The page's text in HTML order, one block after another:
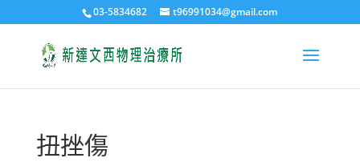
03-5834682 t96991034@gmail.com
扭挫傷